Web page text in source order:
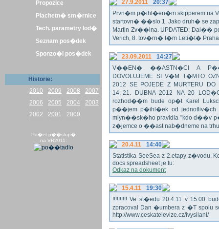
Propozice
Plachetn� sm�rnice
Tech. parametry lod�
Seznam pos�dek
Sponzo�i pos�dek
Historie:
2010
2009 2008
2007
2006
2005 2004
2003
2002
2001 2000
Po�et p��stup�
na VR2011:
27.9.2011
20:37
Prvn�m p�ihl�en�m skipperem na
startovn� ��slo 1. Jako druh� se
Martin Zv��ina. UPDATED: Dal��
Verich, 8. tov�rn� t�m Leti�t� Praha
23.09.2011
14:27
V��EN� ��ASTN�CI A
DOVOLUJEME SI V�M T�MTO
2012 SE POJEDE Z MURTERU
14.-21. DUBNA 2012 NA 20
rozhod��m bude op�t Karel
p��jem p�ihl�ek od jednotliv�ch
mlyn��sk�ho pravidla "kdo d��v
z�jemce o ��ast nab�dneme na
20.4.11
14:40
Statistika SeeSea z 2.etapy z�vodu.
docs spreadsheet je tu:
Odkaz na dokument
15.4.11
19:30
!!!!!!!!!! Ve st�edu 20.4.11 v 15:00
zpracoval Dan �umbera z �T spolu
http://www.ceskatelevize.cz/ivysilani/